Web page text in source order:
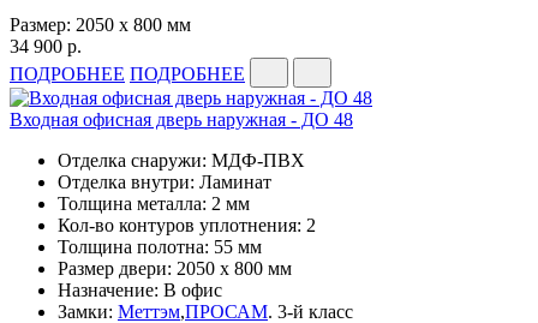
Размер: 2050 x 800 мм
34 900 р.
ПОДРОБНЕЕ ПОДРОБНЕЕ
Входная офисная дверь наружная - ДО 48
Отделка снаружи: МДФ-ПВХ
Отделка внутри: Ламинат
Толщина металла: 2 мм
Кол-во контуров уплотнения: 2
Толщина полотна: 55 мм
Размер двери: 2050 x 800 мм
Назначение: В офис
Замки: Меттэм,ПРОСАМ. 3-й класс